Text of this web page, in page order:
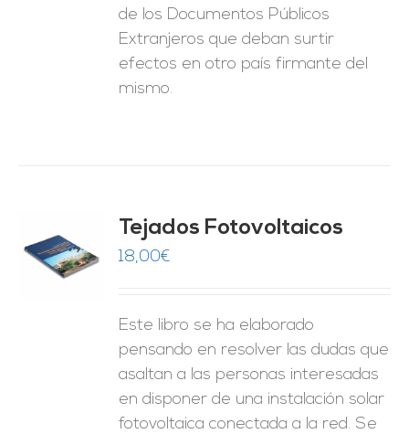
de los Documentos Públicos
Extranjeros que deban surtir
efectos en otro país firmante del
mismo.
Tejados Fotovoltaicos
18,00€
Este libro se ha elaborado
pensando en resolver las dudas que
asaltan a las personas interesadas
en disponer de una instalación solar
fotovoltaica conectada a la red. Se